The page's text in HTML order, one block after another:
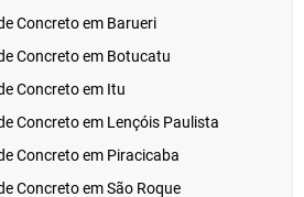
Concreto em Barueri
Concreto em Botucatu
Concreto em Itu
Concreto em Lençóis Paulista
Concreto em Piracicaba
Concreto em São Roque